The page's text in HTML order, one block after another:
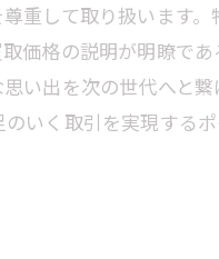
重して取り扱います
価格の説明が明瞭で
い出を次の世代へと
いく取引を実現するポ